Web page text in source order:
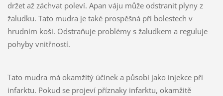
držet až záchvat poleví. Apan váju může odstranit plyny z
žaludku. Tato mudra je také prospěšná při bolestech v
hrudním koši. Odstraňuje problémy s žaludkem a reguluje
pohyby vnitřností.
Tato mudra má okamžitý účinek a působí jako injekce při
infarktu. Pokud se projeví příznaky infarktu, okamžitě